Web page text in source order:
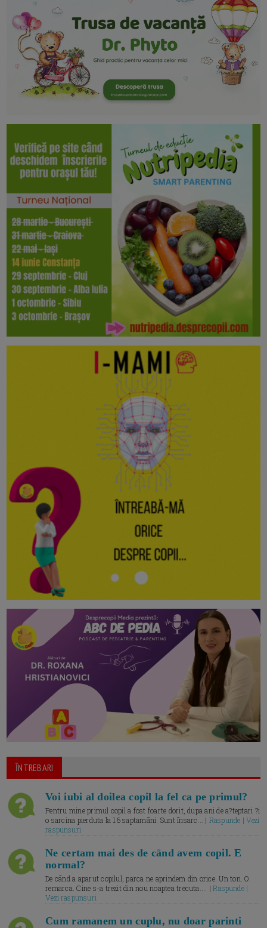
ĪNTREBARI
Voi iubi al doilea copil la fel ca pe primul?
Pentru mine primul copil a fost foarte dorit, dupa ani de a?teptari ?i
o sarcina pierduta la 16 saptamāni. Sunt īnsarc... | Raspunde | Vezi
raspunsuri
Ne certam mai des de cānd avem copil. E
normal?
De cānd a aparut copilul, parca ne aprindem din orice. Un ton. O
remarca. Cine s-a trezit din nou noaptea trecuta.... |Raspunde |
Vezi raspunsuri
Cum ramanem un cuplu, nu doar parinti